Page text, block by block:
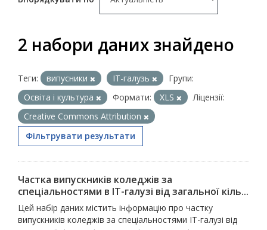
2 набори даних знайдено
Теги: випусники ІТ-галузь
Групи:
Освіта і культура
Формати: XLS
Ліцензії:
Creative Commons Attribution
Фільтрувати результати
Частка випускників коледжів за
спеціальностями в ІТ-галузі від загальної кіль...
Цей набір даних містить інформацію про частку
випускників коледжів за спеціальностями ІТ-галузі від